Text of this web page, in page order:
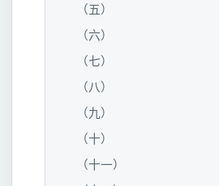
（五）
（六）
（七）
（八）
（九）
（十）
（十一）